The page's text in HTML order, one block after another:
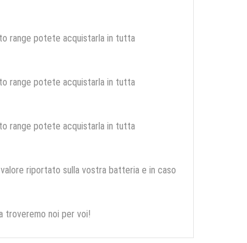
range potete acquistarla in tutta
range potete acquistarla in tutta
range potete acquistarla in tutta
riportato sulla vostra batteria e in caso
troveremo noi per voi!